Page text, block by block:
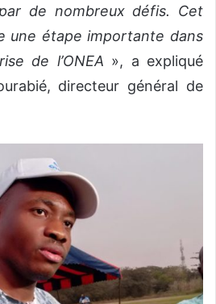
de nombreux défis. Cet
une étape importante dans
de l’ONEA », a expliqué
directeur général de